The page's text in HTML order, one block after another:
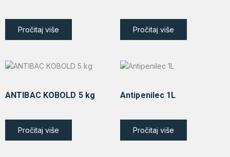
Pročitaj više Pročitaj više
ANTIBAC KOBOLD 5 kg
Pročitaj više
Antipenilec 1L
Pročitaj više